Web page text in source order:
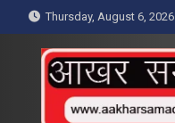
to
content
Thursday, August 6, 2026